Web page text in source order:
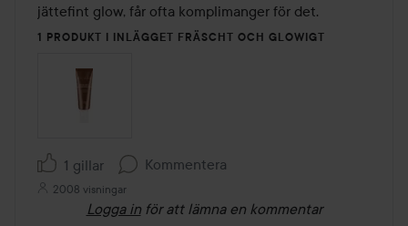
jättefint glow, får ofta komplimanger för det.
1 PRODUKT I INLÄGGET FRÄSCHT OCH GLOWIGT
1 gillar Kommentera
2008 visningar
Logga in för att lämna en kommentar